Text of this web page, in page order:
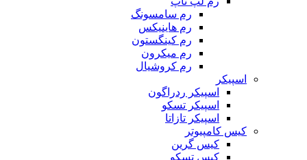
رم سامسونگ
رم هاینیکس
رم کینگستون
رم میکرون
رم کروشیال
اسپیکر
اسپیکر ردراگون
اسپیکر تسکو
اسپیکر تازاتا
کیس کامپیوتر
کیس گرین
کیس تسکو